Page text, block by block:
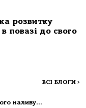
розвитку
повазі до свого
ВСІ БЛОГИ >
наливу…